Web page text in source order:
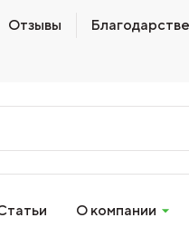
Отзывы
О компании